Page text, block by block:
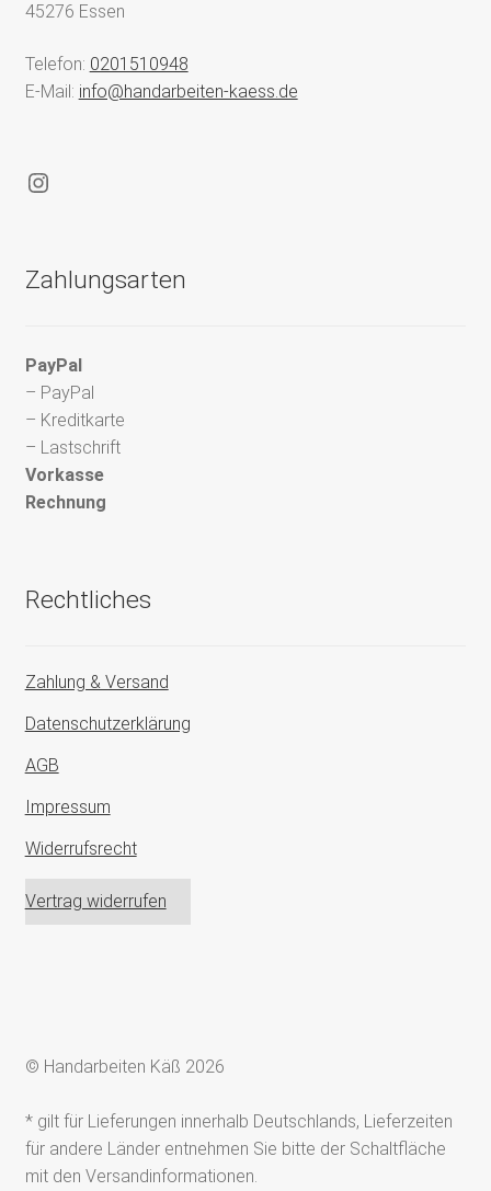
45276 Essen
Telefon: 0201510948
E-Mail: info@handarbeiten-kaess.de
Instagram
Zahlungsarten
PayPal
– PayPal
– Kreditkarte
– Lastschrift
Vorkasse
Rechnung
Rechtliches
Zahlung & Versand
Datenschutzerklärung
AGB
Impressum
Widerrufsrecht
Vertrag widerrufen
© Handarbeiten Käß 2026
* gilt für Lieferungen innerhalb Deutschlands, Lieferzeiten
für andere Länder entnehmen Sie bitte der Schaltfläche
mit den Versandinformationen.